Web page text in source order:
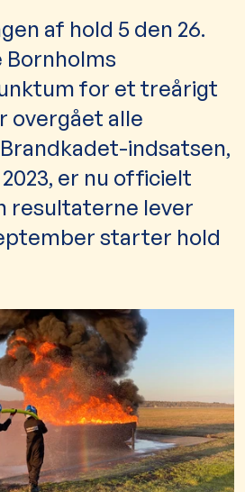
af hold 5 den 26.
Bornholms
for et treårigt
overgået alle
indsatsen,
er nu officielt
resultaterne lever
starter hold